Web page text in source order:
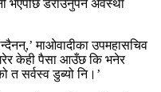
भएपछि डराउनुपर्ने अवस्था
माओवादीका उपमहासचिव
केही पैसा आउँछ कि भनेर
त सर्वस्व डुब्यो नि।’